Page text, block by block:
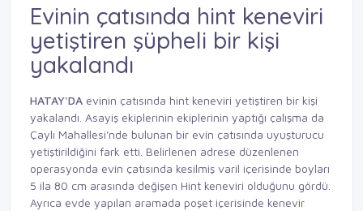
Evinin çatısında hint keneviri
yetiştiren şüpheli bir kişi
yakalandı
HATAY'DA evinin çatısında hint keneviri yetiştiren bir kişi
yakalandı. Asayiş ekiplerinin ekiplerinin yaptığı çalışma da
Çaylı Mahallesi'nde bulunan bir evin çatısında uyuşturucu
yetiştirildiğini fark etti. Belirlenen adrese düzenlenen
operasyonda evin çatısında kesilmiş varil içerisinde boyları
5 ila 80 cm arasında değişen Hint keneviri olduğunu gördü.
Ayrıca evde yapılan aramada poşet içerisinde kenevir